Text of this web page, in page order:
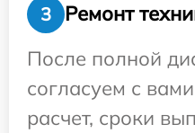
3
Ремонт
После полной
согласуем с
расчет, сроки